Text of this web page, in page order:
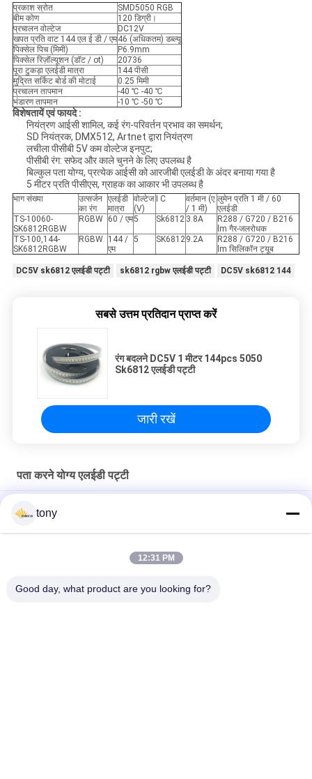
प्रकाश स्रोत
SMD5050 RGB
बीम कोण
120 डिग्री।
प्रचालन वोल्टेज
DC12V
खपत प्रति वाट 144 एल ई डी / एम46 (अधिकतम) डब्ल्यू
पिक्सेल पिच (मिमी)
P6.9mm
पिक्सेल रिज़ॉल्यूशन (डॉट / ot)
20736
पूरा टुकड़ा एलईडी मात्रा
144 पीसी
मुद्रित सर्किट बोर्ड की मोटाई
0.25 मिमी
प्रचालन तापमान
-40 ℃ -40 ℃
भंडारण तापमान
-10 ℃ -50 ℃
विशेषतायें एवं फायदे :
नियंत्रण आईसी शामिल, कई रंग-परिवर्तन प्रभाव का समर्थन;
SD नियंत्रक, DMX512, Artnet द्वारा नियंत्रण
लचीला पीसीबी 5V कम वोल्टेज इनपुट;
पीसीबी रंग: सफेद और काले चुनने के लिए उपलब्ध है
बिल्कुल पता योग्य, प्रत्येक आईसी को आरजीबी एलईडी के अंदर बनाया गया है
5 मीटर प्रति पीसीएस, ग्राहक का आकार भी उपलब्ध है
भाग संख्या
उत्सर्जन
का रंग
एलईडी
मात्रा
वोल्टेज
(V)
I C
वर्तमान (ए
/ 1 मी)
लुमेन प्रति 1 मी / 60
एलईडी
TS-10060-
SK6812RGBW
RGBW 60 / एम5 Sk6812 3.8A
R288 / G720 / B216
lm गैर-जलरोधक
TS-100,144-
SK6812RGBW
RGBW 144 /
एम
5 SK68129.2A
R288 / G720 / B216
lm सिलिकॉन ट्यूब
DC5V sk6812 एलईडी पट्टी sk6812 rgbw एलईडी पट्टी DC5V sk6812 144
सबसे उत्तम प्रतिदान प्राप्त करें
रंग बदलने DC5V 1 मीटर 144pcs 5050
Sk6812 एलईडी पट्टी
जारी रखें
पता करने योग्य एलईडी पट्टी
256pixels 16 * 16 पता करने योग्य एलईडी डॉट मैट्रिक्स WS2812b एलईडी
tony
12:31 PM
Good day, what product are you looking for?